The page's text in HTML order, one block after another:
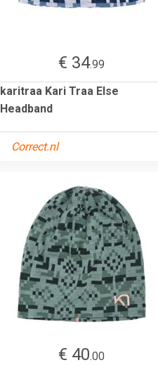
€ 34.99
karitraa Kari Traa Else
Headband
Correct.nl
€ 40.00